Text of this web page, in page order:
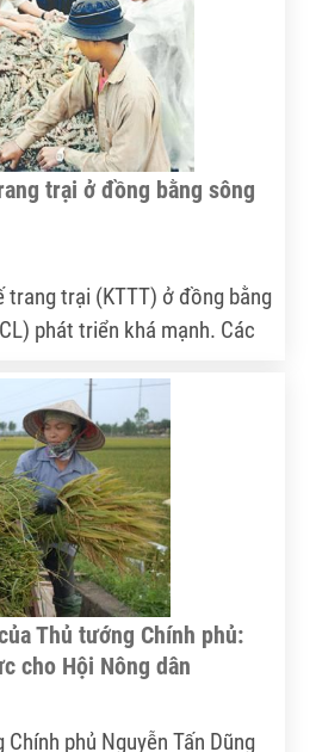
trại ở đồng bằng sông
trang trại (KTTT) ở đồng bằng
phát triển khá mạnh. Các
vùng trồng trọt, chăn nuôi
xuất hàng hóa, góp phần
tế nông nghiệp, giải quyết
cho người lao động.
Thủ tướng Chính phủ:
cho Hội Nông dân
phủ Nguyễn Tấn Dũng